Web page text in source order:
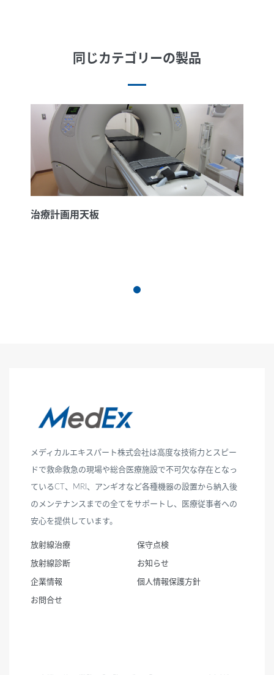
同じカテゴリーの製品
治療計画用天板
メディカルエキスパート株式会社は高度な技術力とスピー
ドで救命救急の現場や総合医療施設で不可欠な存在となっ
ているCT、MRI、アンギオなど各種機器の設置から納入後
のメンテナンスまでの全てをサポートし、医療従事者への
安心を提供しています。
放射線治療
放射線診断
企業情報
お問合せ
保守点検
お知らせ
個人情報保護方針